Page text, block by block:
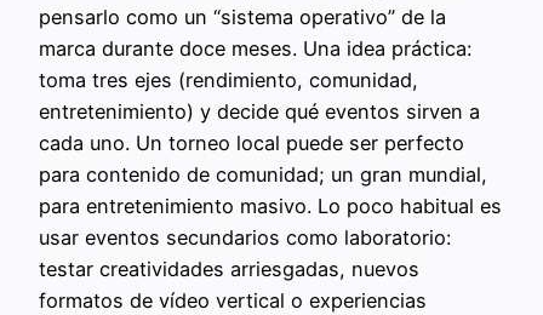
pensarlo como un “sistema operativo” de la
marca durante doce meses. Una idea práctica:
toma tres ejes (rendimiento, comunidad,
entretenimiento) y decide qué eventos sirven a
cada uno. Un torneo local puede ser perfecto
para contenido de comunidad; un gran mundial,
para entretenimiento masivo. Lo poco habitual es
usar eventos secundarios como laboratorio:
testar creatividades arriesgadas, nuevos
formatos de vídeo vertical o experiencias